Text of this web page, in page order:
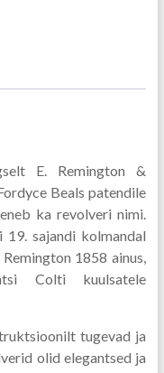
E. Remington &
Beals patendile
ka revolveri nimi.
sajandi kolmandal
1858 ainus,
Colti kuulsatele
tugevad ja
olid elegantsed ja